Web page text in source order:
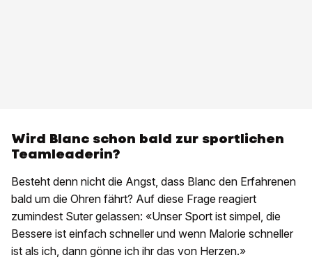
Wird Blanc schon bald zur sportlichen
Teamleaderin?
Besteht denn nicht die Angst, dass Blanc den Erfahrenen
bald um die Ohren fährt? Auf diese Frage reagiert
zumindest Suter gelassen: «Unser Sport ist simpel, die
Bessere ist einfach schneller und wenn Malorie schneller
ist als ich, dann gönne ich ihr das von Herzen.»